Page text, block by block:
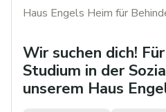
Haus Engels Heim für
Wir suchen dich!
Studium in der
unserem Haus